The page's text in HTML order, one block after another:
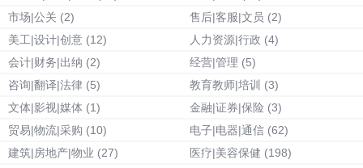
市场|公关 (2) 售后|客服|文员 (2)
美工|设计|创意 (12) 人力资源|行政 (4)
会计|财务|出纳 (2) 经营|管理 (5)
咨询|翻译|法律 (5) 教育教师|培训 (3)
文体|影视|媒体 (1) 金融|证券|保险 (3)
贸易|物流|采购 (10) 电子|电器|通信 (62)
建筑|房地产|物业 (27) 医疗|美容保健 (198)